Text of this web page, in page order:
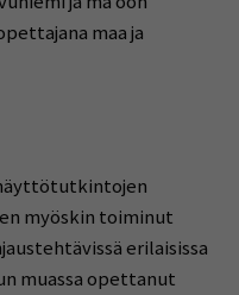
maa ja
myöskin toiminut
erilaisissa
muassa opettanut